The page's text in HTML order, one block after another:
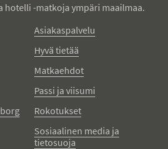
-matkoja ympäri maailmaa.
Asiakaspalvelu
Hyvä tietää
Matkaehdot
Passi ja viisumi
Rokotukset
Sosiaalinen media ja
tietosuoja